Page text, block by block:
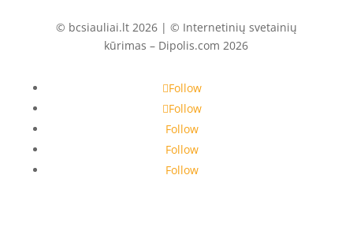
© bcsiauliai.lt 2026 | © Internetinių svetainių
kūrimas – Dipolis.com 2026
Follow
Follow
Follow
Follow
Follow